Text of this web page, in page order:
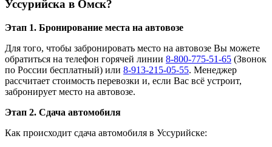
Уссурийска в Омск?
Этап 1. Бронирование места на автовозе
Для того, чтобы забронировать место на автовозе Вы можете
обратиться на телефон горячей линии 8-800-775-51-65 (Звонок
по России бесплатный) или 8-913-215-05-55. Менеджер
рассчитает стоимость перевозки и, если Вас всё устроит,
забронирует место на автовозе.
Этап 2. Сдача автомобиля
Как происходит сдача автомобиля в Уссурийске: